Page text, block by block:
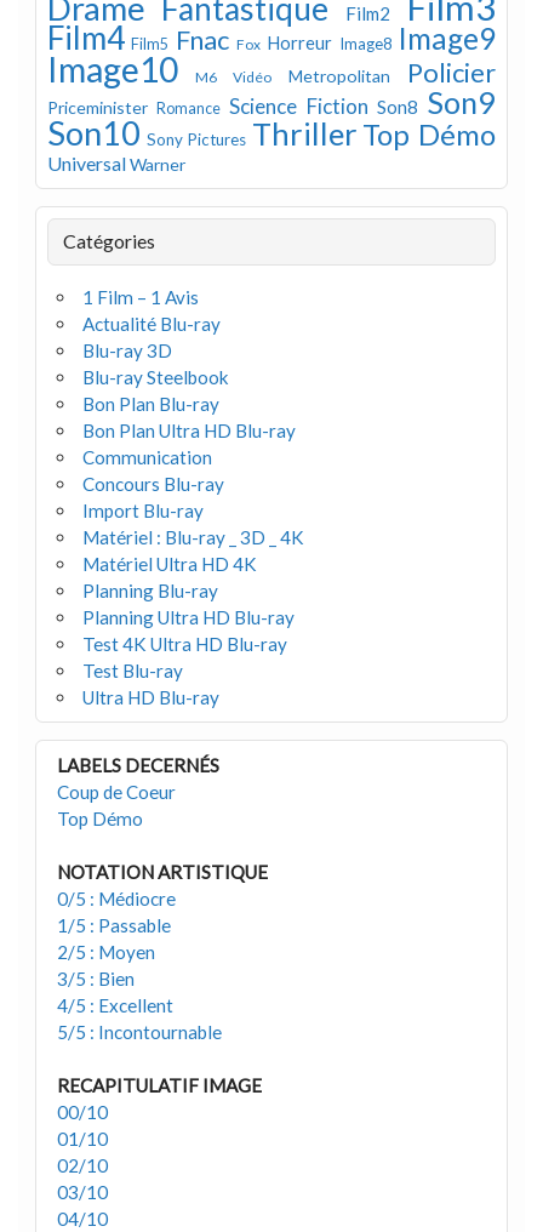
Fantastique Film2
Film4 Film5 Fnac Fox Horreur Image8 Image9
Image10 M6 Vidéo Metropolitan Policier
Priceminister Romance Science Fiction Son8 Son9
Son10 Sony Pictures Thriller Top Démo
UniversalWarner
Catégories
1 Film – 1 Avis
Actualité Blu-ray
Blu-ray 3D
Blu-ray Steelbook
Bon Plan Blu-ray
Bon Plan Ultra HD Blu-ray
Communication
Concours Blu-ray
Import Blu-ray
Matériel : Blu-ray _ 3D _ 4K
Matériel Ultra HD 4K
Planning Blu-ray
Planning Ultra HD Blu-ray
Test 4K Ultra HD Blu-ray
Test Blu-ray
Ultra HD Blu-ray
LABELS DECERNÉS
Coup de Coeur
Top Démo
NOTATION ARTISTIQUE
0/5 : Médiocre
1/5 : Passable
2/5 : Moyen
3/5 : Bien
4/5 : Excellent
5/5 : Incontournable
RECAPITULATIF IMAGE
00/10
01/10
02/10
03/10
04/10